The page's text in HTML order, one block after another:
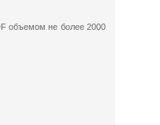
объемом не более 2000